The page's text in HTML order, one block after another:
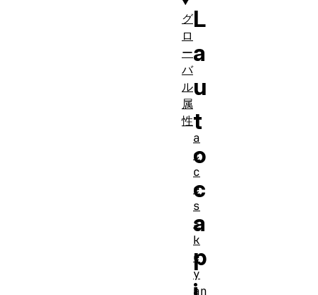
L
a
u
t
o
c
a
p
グ
ロ
ー
バ
ル
属
性
a
c
c
e
s
s
k
e
y
an